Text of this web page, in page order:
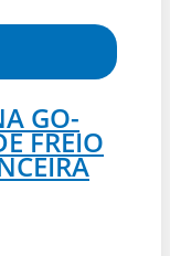
GO-
FREIO